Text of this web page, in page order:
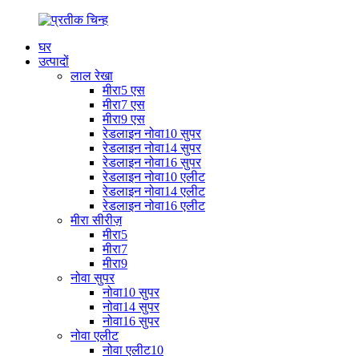
घर
उत्पादों
लाल रेखा
मीरा5 एस
मीरा7 एस
मीरा9 एस
रेडलाइन नोवा10 सुपर
रेडलाइन नोवा14 सुपर
रेडलाइन नोवा16 सुपर
रेडलाइन नोवा10 एलीट
रेडलाइन नोवा14 एलीट
रेडलाइन नोवा16 एलीट
मीरा सीरीज़
मीरा5
मीरा7
मीरा9
नोवा सुपर
नोवा10 सुपर
नोवा14 सुपर
नोवा16 सुपर
नोवा एलीट
नोवा एलीट10